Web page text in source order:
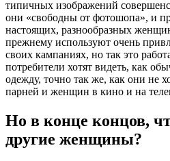
типичных изображений
они «свободны от фотошопа», и
настоящих, разнообразных
прежнему используют очень
своих кампаниях, но так это
потребители хотят видеть, как
одежду, точно так же, как они не
парней и женщин в кино и на
Но в конце концов,
другие женщины?